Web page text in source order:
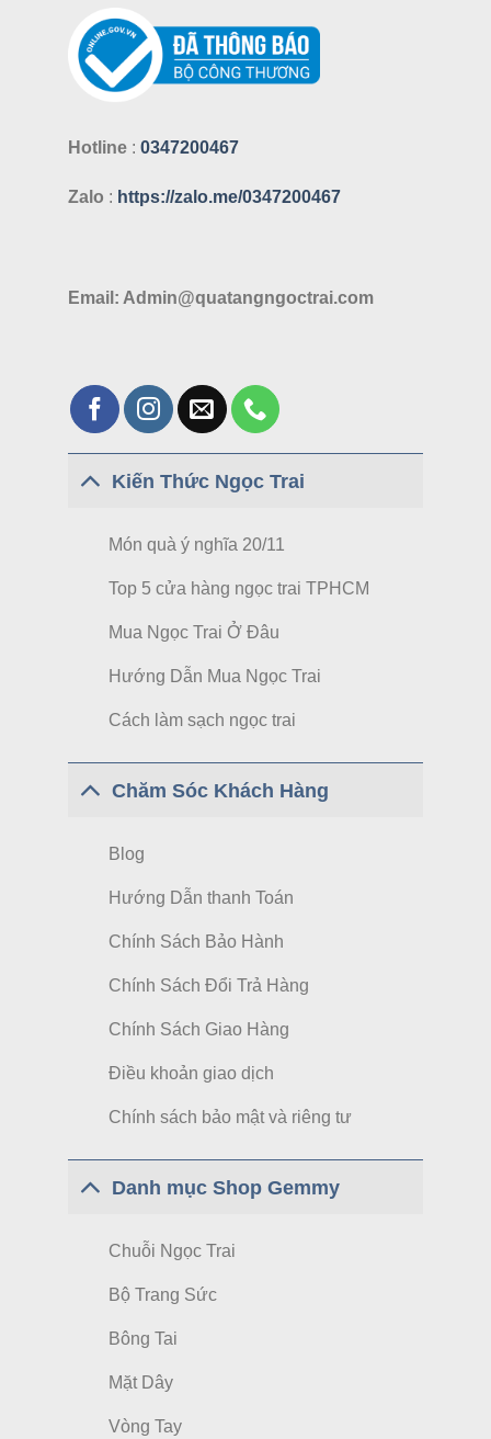
Hotline : 0347200467
Zalo : https://zalo.me/0347200467
Email: Admin@quatangngoctrai.com
Kiến Thức Ngọc Trai
Món quà ý nghĩa 20/11
Top 5 cửa hàng ngọc trai TPHCM
Mua Ngọc Trai Ở Đâu
Hướng Dẫn Mua Ngọc Trai
Cách làm sạch ngọc trai
Chăm Sóc Khách Hàng
Blog
Hướng Dẫn thanh Toán
Chính Sách Bảo Hành
Chính Sách Đổi Trả Hàng
Chính Sách Giao Hàng
Điều khoản giao dịch
Chính sách bảo mật và riêng tư
Danh mục Shop Gemmy
Chuỗi Ngọc Trai
Bộ Trang Sức
Bông Tai
Mặt Dây
Vòng Tay